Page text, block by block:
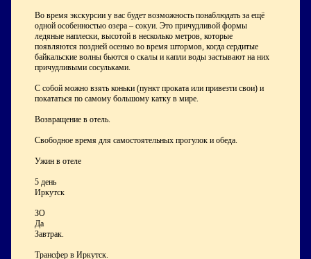
Во время экскурсии у вас будет возможность понаблюдать за ещё
одной особенностью озера – сокуи. Это причудливой формы
ледяные наплески, высотой в несколько метров, которые
появляются поздней осенью во время штормов, когда сердитые
байкальские волны бьются о скалы и капли воды застывают на них
причудливыми сосульками.
С собой можно взять коньки (пункт проката или привезти свои) и
покататься по самому большому катку в мире.
Возвращение в отель.
Свободное время для самостоятельных прогулок и обеда.
Ужин в отеле
5 день
Иркутск
ЗО
Да
Завтрак.
Трансфер в Иркутск.